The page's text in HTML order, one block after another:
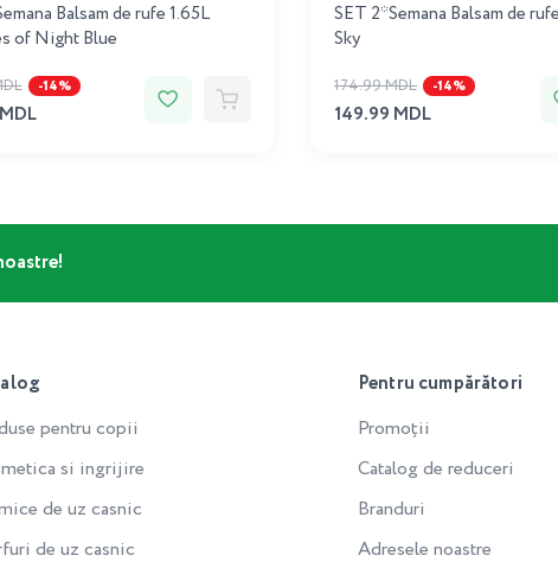
Balsam de rufe 1.65L
of Night Blue
-14%
SET 2*Semana Balsam de
Sky
174.99 MDL -14%
149.99 MDL
pentru copii
si ingrijire
de uz casnic
de uz casnic
Pentru cumpărători
Promoții
Catalog de reduceri
Branduri
Adresele noastre